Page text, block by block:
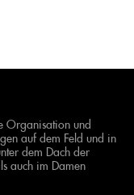
Organisation und
auf dem Feld und in
dem Dach der
auch im Damen